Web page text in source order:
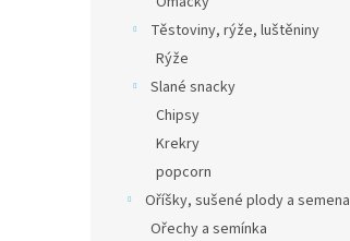
Těstoviny, rýže, luštěniny
Rýže
Slané snacky
Chipsy
Krekry
popcorn
Oříšky, sušené plody a semena
Ořechy a semínka